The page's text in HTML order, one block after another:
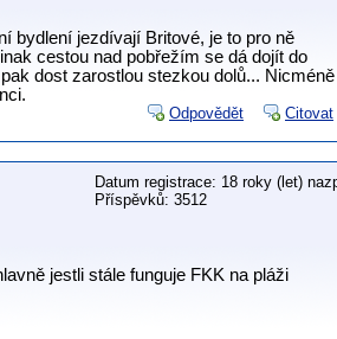
bydlení jezdívají Britové, je to pro ně
cestou nad pobřežím se dá dojít do
dost zarostlou stezkou dolů... Nicméně
Odpovědět Citovat
Datum registrace: 18 roky (let)
Příspěvků: 3512
jestli stále funguje FKK na pláži